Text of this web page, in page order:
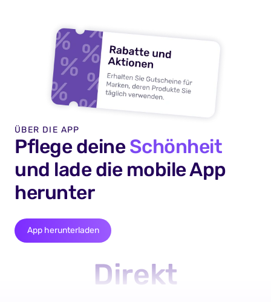
ÜBER DIE APP
Pflege deineSchönheit
und lade die mobile App
herunter
App herunterladen
Direkt